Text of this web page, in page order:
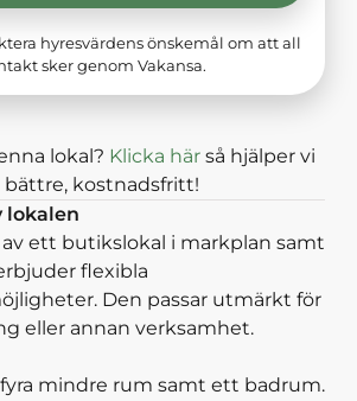
hyresvärdens önskemål om att all
sker genom Vakansa.
lokal? Klicka här så hjälper vi
kostnadsfritt!
lokalen
ett butikslokal i markplan samt
flexibla
Den passar utmärkt för
eller annan verksamhet.
mindre rum samt ett badrum.